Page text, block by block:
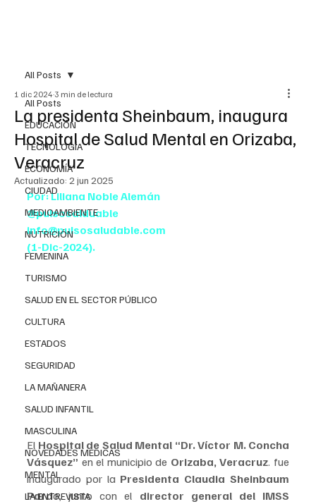
All Posts
EDUCACIÓN
TECNOLOGÍA
ECONOMÍA
CIUDAD
MEDIOAMBIENTE
NUTRICIÓN
FEMENINA
TURISMO
SALUD EN EL SECTOR PÚBLICO
CULTURA
ESTADOS
SEGURIDAD
LA MAÑANERA
SALUD INFANTIL
MASCULINA
NOVEDADES MEDICAS
MENTAL
LA ENTREVISTA
All Posts
La presidenta Sheinbaum, inaugura
Hospital de Salud Mental en Orizaba,
Veracruz
1 dic 2024 3 min de lectura
Actualizado: 2 jun 2025
Por: Liliana Noble Alemán
@pulsosalduable
info@pulsosaludable.com
(1-Dic-2024).
El Hospital de Salud Mental “Dr. Víctor M. Concha
Vásquez” en el municipio de Orizaba, Veracruz. fue
inaugurado por la Presidenta Claudia Sheinbaum
Pardo, junto con el director general del IMSS